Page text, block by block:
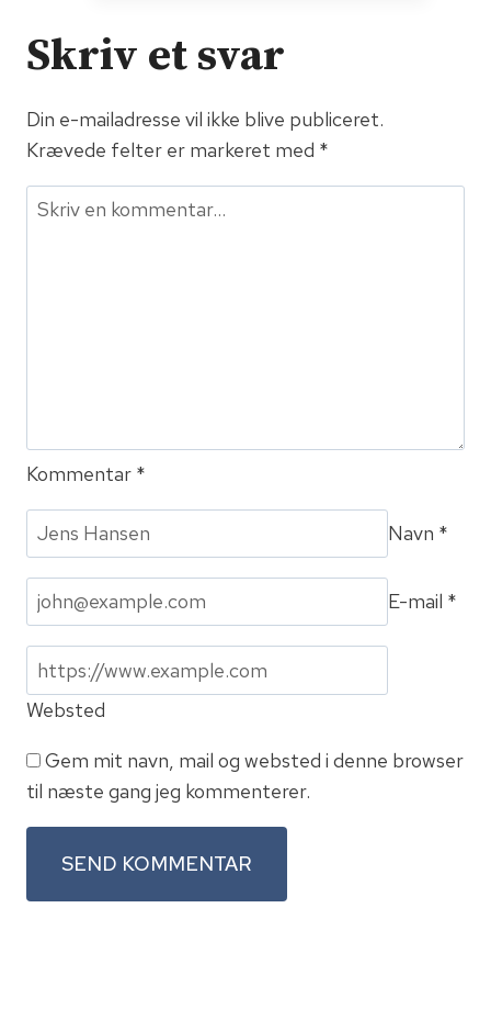
–
AI’en
har
allerede
bestilt
Skriv et svar
Din e-mailadresse vil ikke blive publiceret.
Krævede felter er markeret med *
Kommentar *
Navn *
E-mail *
Websted
Gem mit navn, mail og websted i denne browser
til næste gang jeg kommenterer.